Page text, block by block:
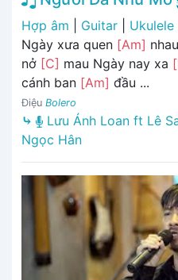
Hợp âm
Guitar Ukulele
Ngày xưa quen [Am]
nở [C] mau Ngày nay xa
cánh ban [Am] đầu ...
Điệu Bolero
⤷ Lưu Ánh Loan ft Lê
Ngọc Hân